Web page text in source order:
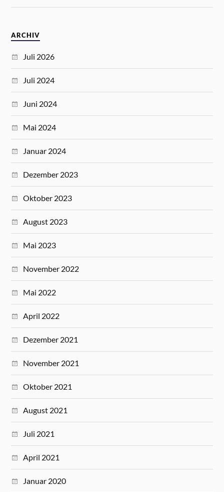
ARCHIV
Juli 2026
Juli 2024
Juni 2024
Mai 2024
Januar 2024
Dezember 2023
Oktober 2023
August 2023
Mai 2023
November 2022
Mai 2022
April 2022
Dezember 2021
November 2021
Oktober 2021
August 2021
Juli 2021
April 2021
Januar 2020